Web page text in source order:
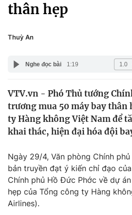
Xã hội
Pháp luật
Y tế
Thế giới
Tin tức
Thế giới đó đây
Câu chuyện quốc tế
Kinh tế
Thị trường
Góc doanh nghiệp
Dữ liệu và đời sống
Truyền hình
Phim VTV
Giải trí
Văn hóa - Giải trí
thân hẹp
Thuỳ An
Nghe đọc bài 1:19
VTV.vn - Phó Thủ tướng
trương mua 50 máy bay thân
ty Hàng không Việt Nam để
khai thác, hiện đại hóa đội
Ngày 29/4, Văn phòng Chính
bản truyền đạt ý kiến chỉ đạo
Chính phủ Hồ Đức Phớc về dự
hẹp của Tổng công ty Hàng
Airlines).